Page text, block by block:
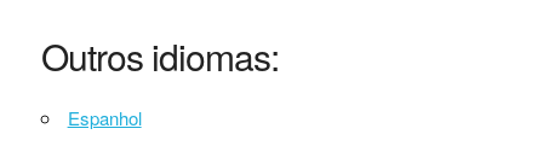
Outros idiomas:
Espanhol